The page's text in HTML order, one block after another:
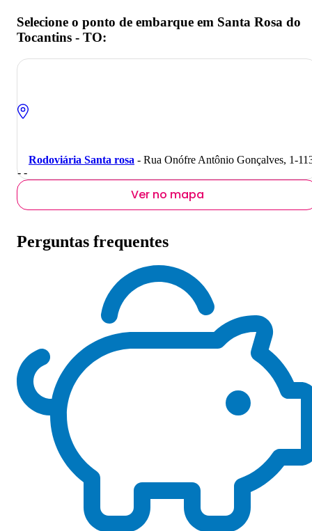
Selecione o ponto de embarque em Santa Rosa do
Tocantins - TO:
Rodoviária Santa rosa - Rua Onófre Antônio Gonçalves, 1-
- -
Ver no mapa
Perguntas frequentes